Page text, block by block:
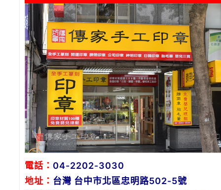
電話： 04-2202-3030
地址： 台灣 台中市北區忠明路502-5號